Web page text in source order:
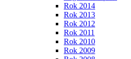
Rok 2014
Rok 2013
Rok 2012
Rok 2011
Rok 2010
Rok 2009